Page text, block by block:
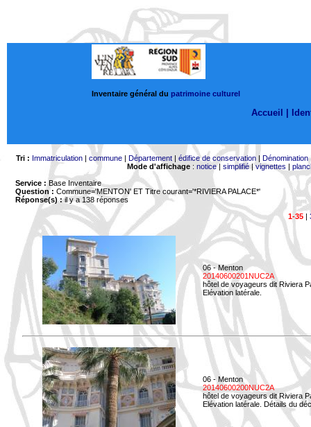
Inventaire général du patrimoine culturel
Accueil |
Tri : Immatriculation| commune| Département| édifice de conservation| Dénomination
Mode d'affichage: notice| simplifié|vignettes |
Service : Base Inventaire
Question : Commune='MENTON' ET Titre courant='*RIVIERA PALACE*'
Réponse(s) :il y a 138 réponses
1-35|
06 - Menton
20140600201NUC2A
hôtel de voyageurs dit Riviera
Elévation latérale.
06 - Menton
20140600200NUC2A
hôtel de voyageurs dit Riviera
Elévation latérale. Détails du